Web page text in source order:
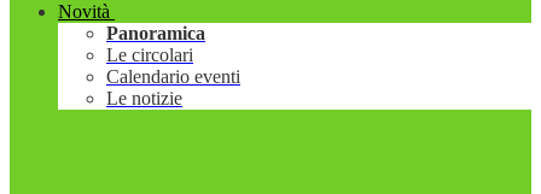
Novità
Panoramica
Le circolari
Calendario eventi
Le notizie